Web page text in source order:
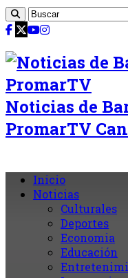
Noticias de
PromarTV
Inicio
Noticias
Culturales
Deportes
Economia
Educación